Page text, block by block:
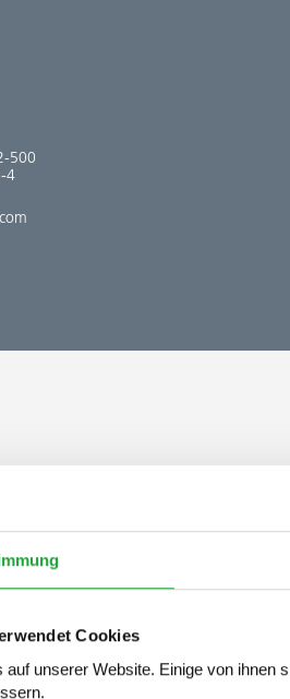
Cookies
unserer Website. Einige von ihnen
500
4